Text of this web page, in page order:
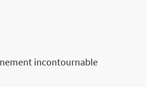
incontournable